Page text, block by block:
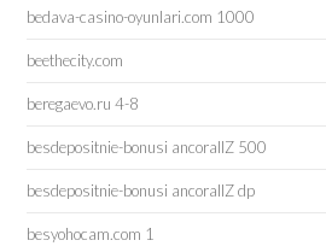
bedava-casino-oyunlari.com 1000
beethecity.com
beregaevo.ru 4-8
besdepositnie-bonusi ancorallZ 500
besdepositnie-bonusi ancorallZ dp
besyohocam.com 1